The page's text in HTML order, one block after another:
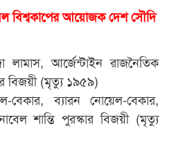
আয়োজক দেশ সৌদি
লামাস, আর্জেন্টাইন রাজনৈতিক
বিজয়ী (মৃত্যু ১৯৫৯)
ব্যারন নোয়েল-বেকার,
শান্তি পুরস্কার বিজয়ী (মৃত্যু